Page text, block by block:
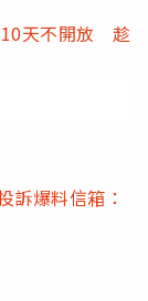
10天不開放 趁
訴爆料信箱：